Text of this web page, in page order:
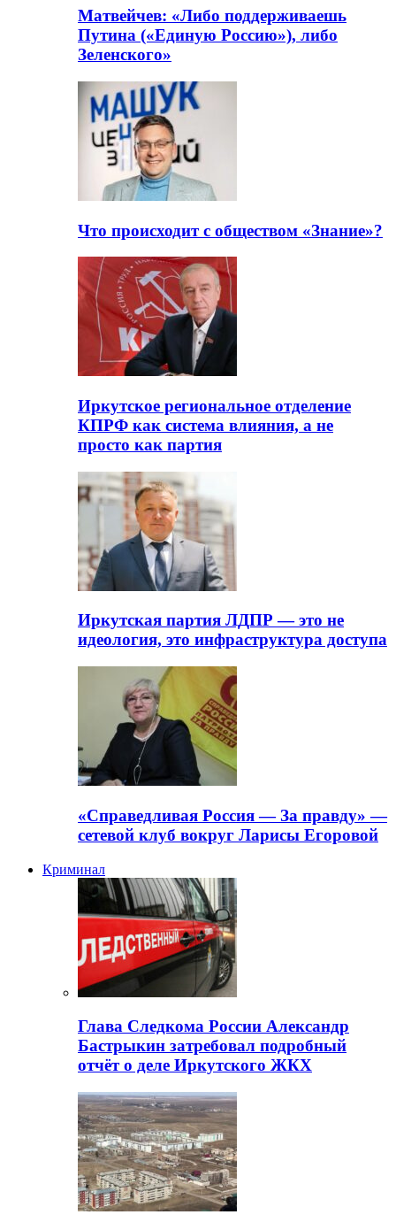
Матвейчев: «Либо поддерживаешь
Путина («Единую Россию»), либо
Зеленского»
Что происходит с обществом «Знание»?
Иркутское региональное отделение
КПРФ как система влияния, а не
просто как партия
Иркутская партия ЛДПР — это не
идеология, это инфраструктура доступа
«Справедливая Россия — За правду» —
сетевой клуб вокруг Ларисы Егоровой
Криминал
Глава Следкома России Александр
Бастрыкин затребовал подробный
отчёт о деле Иркутского ЖКХ